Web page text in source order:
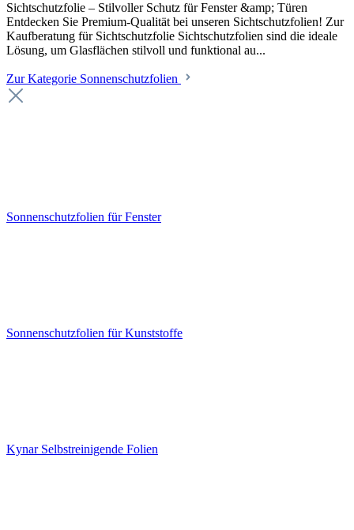
Sichtschutzfolie – Stilvoller Schutz für Fenster &amp; Türen
Entdecken Sie Premium-Qualität bei unseren Sichtschutzfolien! Zur
Kaufberatung für Sichtschutzfolie Sichtschutzfolien sind die ideale
Lösung, um Glasflächen stilvoll und funktional au...
Zur Kategorie Sonnenschutzfolien
Sonnenschutzfolien für Fenster
Sonnenschutzfolien für Kunststoffe
Kynar Selbstreinigende Folien